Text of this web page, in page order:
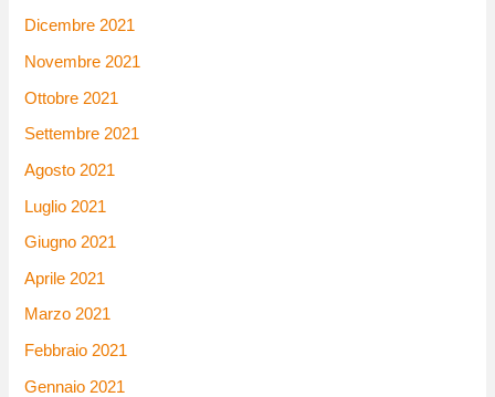
Dicembre 2021
Novembre 2021
Ottobre 2021
Settembre 2021
Agosto 2021
Luglio 2021
Giugno 2021
Aprile 2021
Marzo 2021
Febbraio 2021
Gennaio 2021